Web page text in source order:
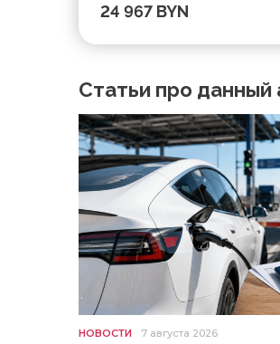
24 967 BYN
Статьи про данный
НОВОСТИ 7 августа 2026